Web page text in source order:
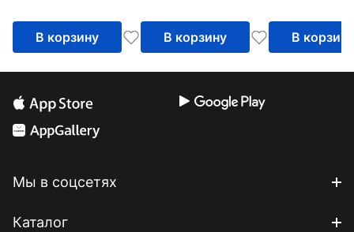
В корзину В корзину В корзину
Мы в соцсетях
Каталог